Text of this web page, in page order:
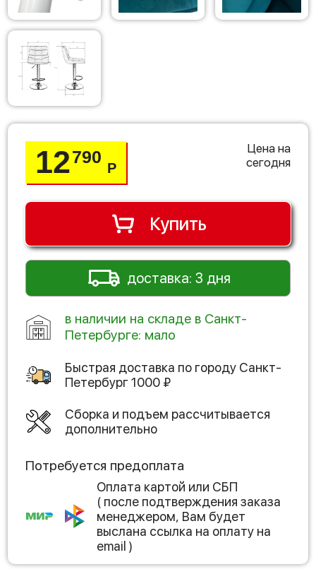
12790
Р
Цена на
сегодня
Купить
доставка: 3 дня
в наличии на складе в Санкт-
Петербурге: мало
Быстрая доставка по городу Санкт-
Петербург1000 ₽
Сборка и подъем рассчитывается
дополнительно
Потребуется предоплата
Оплата картой или СБП
( после подтверждения заказа
менеджером, Вам будет
выслана ссылка на оплату на
email )